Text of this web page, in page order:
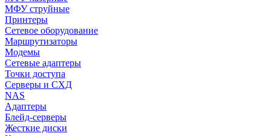
МФУ струйные
Принтеры
Сетевое оборудование
Маршрутизаторы
Модемы
Сетевые адаптеры
Точки доступа
Серверы и СХД
NAS
Адаптеры
Блейд-серверы
Жесткие диски